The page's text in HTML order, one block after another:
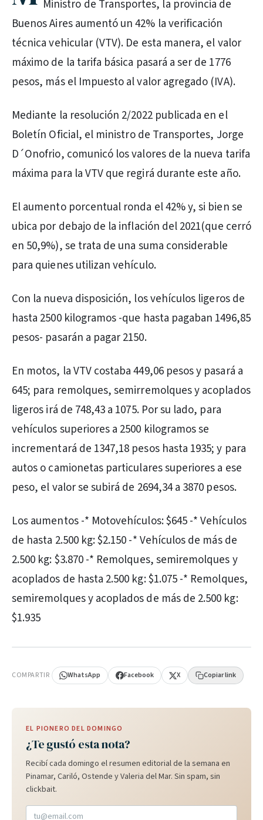
Ministro de Transportes, la provincia de
Buenos Aires aumentó un 42% la verificación
técnica vehicular (VTV). De esta manera, el valor
máximo de la tarifa básica pasará a ser de 1776
pesos, más el Impuesto al valor agregado (IVA).
Mediante la resolución 2/2022 publicada en el
Boletín Oficial, el ministro de Transportes, Jorge
D´Onofrio, comunicó los valores de la nueva tarifa
máxima para la VTV que regirá durante este año.
El aumento porcentual ronda el 42% y, si bien se
ubica por debajo de la inflación del 2021(que cerró
en 50,9%), se trata de una suma considerable
para quienes utilizan vehículo.
Con la nueva disposición, los vehículos ligeros de
hasta 2500 kilogramos -que hasta pagaban 1496,85
pesos- pasarán a pagar 2150.
En motos, la VTV costaba 449,06 pesos y pasará a
645; para remolques, semirremolques y acoplados
ligeros irá de 748,43 a 1075. Por su lado, para
vehículos superiores a 2500 kilogramos se
incrementará de 1347,18 pesos hasta 1935; y para
autos o camionetas particulares superiores a ese
peso, el valor se subirá de 2694,34 a 3870 pesos.
Los aumentos -* Motovehículos: $645 -* Vehículos
de hasta 2.500 kg: $2.150 -* Vehículos de más de
2.500 kg: $3.870 -* Remolques, semiremolques y
acoplados de hasta 2.500 kg: $1.075 -* Remolques,
semiremolques y acoplados de más de 2.500 kg:
$1.935
COMPARTIR WhatsApp Facebook X Copiar link
EL PIONERO DEL DOMINGO
¿Te gustó esta nota?
Recibí cada domingo el resumen editorial de la semana en
Pinamar, Cariló, Ostende y Valeria del Mar. Sin spam, sin
clickbait.